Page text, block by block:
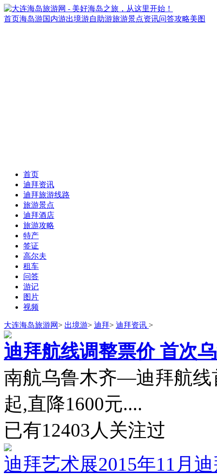
首页海岛游国内游出境游自助游旅游景点资讯问答攻略美图
首页
迪拜资讯
迪拜旅游线路
旅游景点
迪拜酒店
旅游攻略
特产
签证
高尔夫
租车
问答
游记
图片
视频
大连海岛旅游网> 出境游> 迪拜> 迪拜资讯 >
迪拜航线调整票价 首次
南航乌鲁木齐—迪拜航线
起,直降1600元....
已有12403 人关注过
迪拜艺术展2015年11月